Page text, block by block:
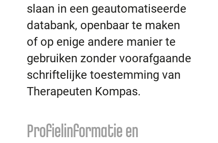
slaan in een geautomatiseerde
databank, openbaar te maken
of op enige andere manier te
gebruiken zonder voorafgaande
schriftelijke toestemming van
Therapeuten Kompas.
Profielinformatie en